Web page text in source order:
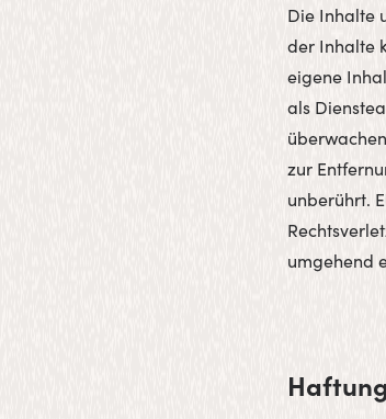
Die Inhalte
der Inhalte
eigene
als
zur
unberührt.
umgehend